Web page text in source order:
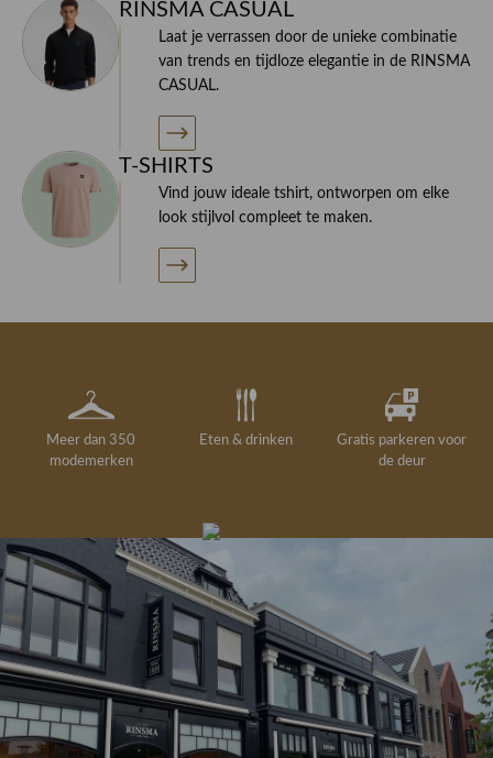
RINSMA CASUAL
Laat je verrassen door de unieke combinatie
van trends en tijdloze elegantie in de RINSMA
CASUAL.
T-SHIRTS
Vind jouw ideale tshirt, ontworpen om elke
look stijlvol compleet te maken.
Meer dan 350
modemerken
Eten & drinken
Gratis parkeren voor
de deur
drankje
Gratis retourneren in
de winkel
Deskundig
kledingadvies